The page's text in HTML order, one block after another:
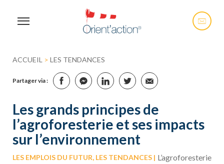
ACCUEIL > LES TENDANCES
Partager via :
Les grands principes de
l’agroforesterie et ses impacts
sur l’environnement
LES EMPLOIS DU FUTUR, LES TENDANCES
L’agroforesterie